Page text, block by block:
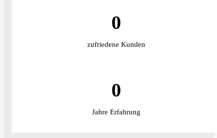
0
zufriedene Kunden
0
Jahre Erfahrung